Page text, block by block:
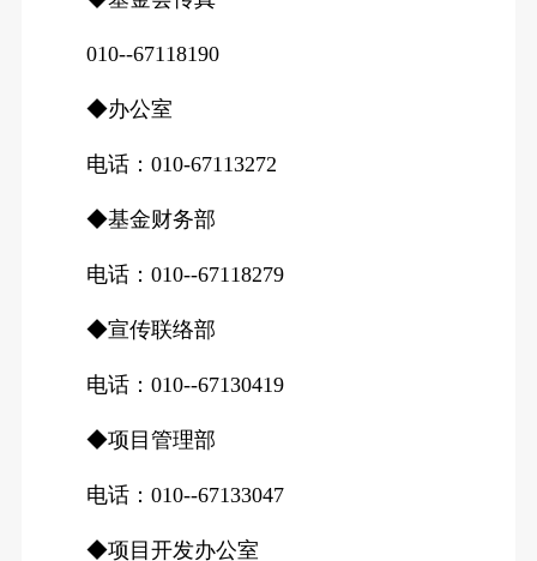
010--67118190
◆办公室
电话：010-67113272
◆基金财务部
电话：010--67118279
◆宣传联络部
电话：010--67130419
◆项目管理部
电话：010--67133047
◆项目开发办公室